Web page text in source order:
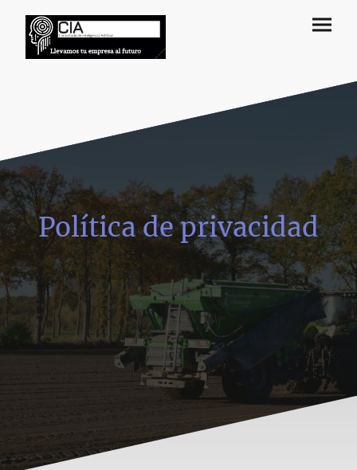
Política de privacidad